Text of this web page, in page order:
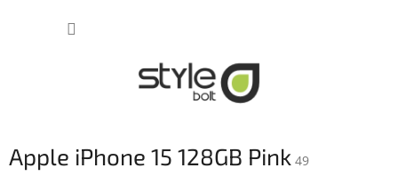
Apple iPhone 15 128GB Pink 49